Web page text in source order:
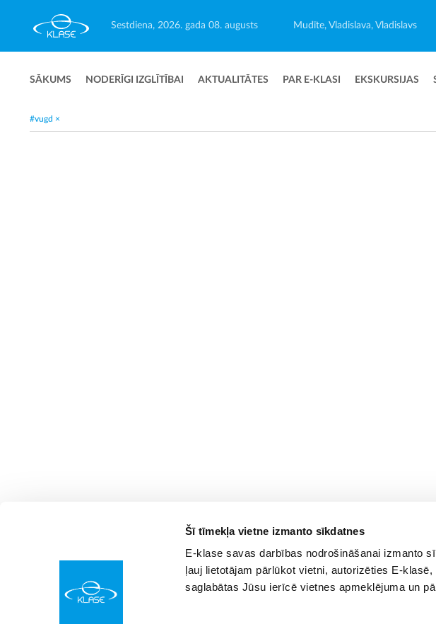
Šī tīmekļa vietne izmanto sīkdatnes
E-klase savas darbības nodrošināšanai izmanto
ļauj lietotājam pārlūkot vietni, autorizēties E-
saglabātas Jūsu ierīcē vietnes apmeklējuma un
Sestdiena, 2026. gada 08. augusts Mudīte, Vladislava, Vladislavs
SĀKUMS NODERĪGI IZGLĪTĪBAI AKTUALITĀTES PAR E-KLASI EKSKURSIJAS
#vugd ×